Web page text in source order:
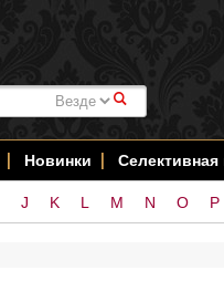
#
Новинки
J K L M N O P